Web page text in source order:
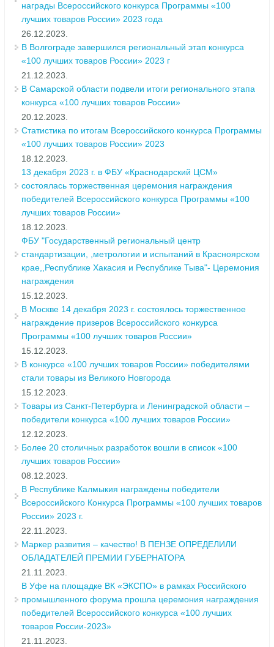
награды Всероссийского конкурса Программы «100
лучших товаров России» 2023 года
26.12.2023.
В Волгограде завершился региональный этап конкурса
«100 лучших товаров России» 2023 г
21.12.2023.
В Самарской области подвели итоги регионального этапа
конкурса «100 лучших товаров России»
20.12.2023.
Статистика по итогам Всероссийского конкурса Программы
«100 лучших товаров России» 2023
18.12.2023.
13 декабря 2023 г. в ФБУ «Краснодарский ЦСМ»
состоялась торжественная церемония награждения
победителей Всероссийского конкурса Программы «100
лучших товаров России»
18.12.2023.
ФБУ "Государственный региональный центр
стандартизации, ,метрологии и испытаний в Красноярском
крае,,Республике Хакасия и Республике Тыва"- Церемония
награждения
15.12.2023.
В Москве 14 декабря 2023 г. состоялось торжественное
награждение призеров Всероссийского конкурса
Программы «100 лучших товаров России»
15.12.2023.
В конкурсе «100 лучших товаров России» победителями
стали товары из Великого Новгорода
15.12.2023.
Товары из Санкт-Петербурга и Ленинградской области –
победители конкурса «100 лучших товаров России»
12.12.2023.
Более 20 столичных разработок вошли в список «100
лучших товаров России»
08.12.2023.
В Республике Калмыкия награждены победители
Всероссийского Конкурса Программы «100 лучших товаров
России» 2023 г.
22.11.2023.
Маркер развития – качество! В ПЕНЗЕ ОПРЕДЕЛИЛИ
ОБЛАДАТЕЛЕЙ ПРЕМИИ ГУБЕРНАТОРА
21.11.2023.
В Уфе на площадке ВК «ЭКСПО» в рамках Российского
промышленного форума прошла церемония награждения
победителей Всероссийского конкурса «100 лучших
товаров России-2023»
21.11.2023.